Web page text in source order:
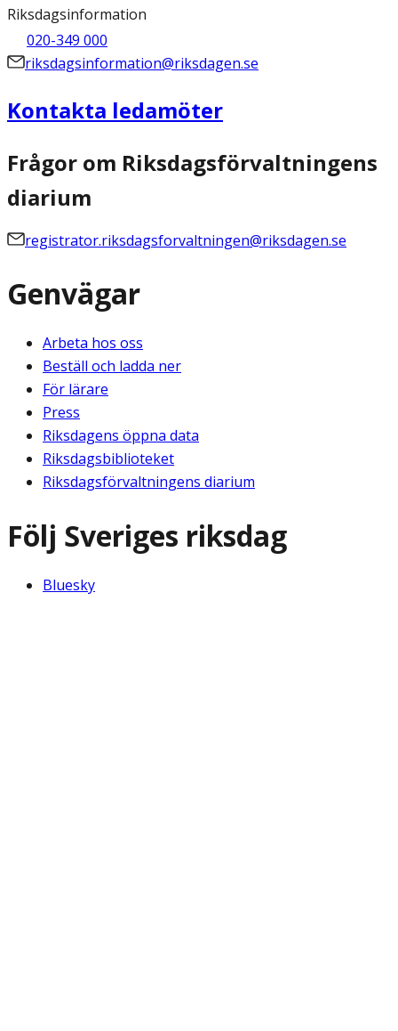
Riksdagsinformation
020-349 000
riksdagsinformation@riksdagen.se
Kontakta ledamöter
Frågor om Riksdagsförvaltningens
diarium
registrator.riksdagsforvaltningen@riksdagen.se
Genvägar
Arbeta hos oss
Beställ och ladda ner
För lärare
Press
Riksdagens öppna data
Riksdagsbiblioteket
Riksdagsförvaltningens diarium
Följ Sveriges riksdag
Bluesky